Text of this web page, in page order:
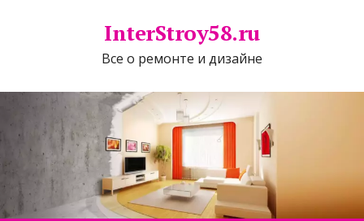
InterStroy58.ru
Все о ремонте и дизайне